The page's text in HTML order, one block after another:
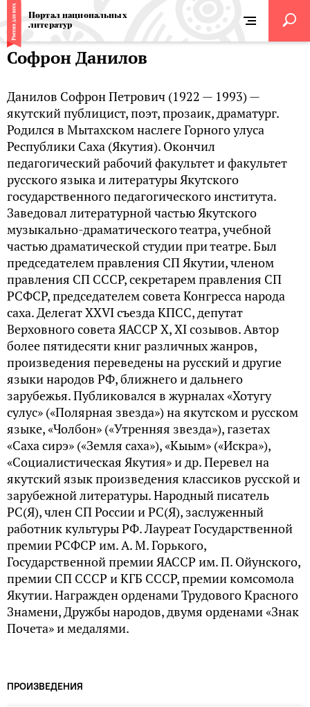
Портал национальных
литератур
Софрон Данилов
Данилов Софрон Петрович (1922 — 1993) —
якутский публицист, поэт, прозаик, драматург.
Родился в Мытахском наслеге Горного улуса
Республики Саха (Якутия). Окончил
педагогический рабочий факультет и факультет
русского языка и литературы Якутского
государственного педагогического института.
Заведовал литературной частью Якутского
музыкально-драматического театра, учебной
частью драматической студии при театре. Был
председателем правления СП Якутии, членом
правления СП СССР, секретарем правления СП
РСФСР, председателем совета Конгресса народа
саха. Делегат XXVI съезда КПСС, депутат
Верховного совета ЯАССР X, XI созывов. Автор
более пятидесяти книг различных жанров,
произведения переведены на русский и другие
языки народов РФ, ближнего и дальнего
зарубежья. Публиковался в журналах «Хотугу
сулус» («Полярная звезда») на якутском и русском
языке, «Чолбон» («Утренняя звезда»), газетах
«Саха сирэ» («Земля саха»), «Кыым» («Искра»),
«Социалистическая Якутия» и др. Перевел на
якутский язык произведения классиков русской и
зарубежной литературы. Народный писатель
РС(Я), член СП России и РС(Я), заслуженный
работник культуры РФ. Лауреат Государственной
премии РСФСР им. А. М. Горького,
Государственной премии ЯАССР им. П. Ойунского,
премии СП СССР и КГБ СССР, премии комсомола
Якутии. Награжден орденами Трудового Красного
Знамени, Дружбы народов, двумя орденами «Знак
Почета» и медалями.
ПРОИЗВЕДЕНИЯ